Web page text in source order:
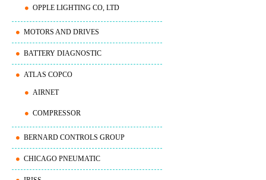
OPPLE LIGHTING CO, LTD
MOTORS AND DRIVES
BATTERY DIAGNOSTIC
ATLAS COPCO
AIRNET
COMPRESSOR
BERNARD CONTROLS GROUP
CHICAGO PNEUMATIC